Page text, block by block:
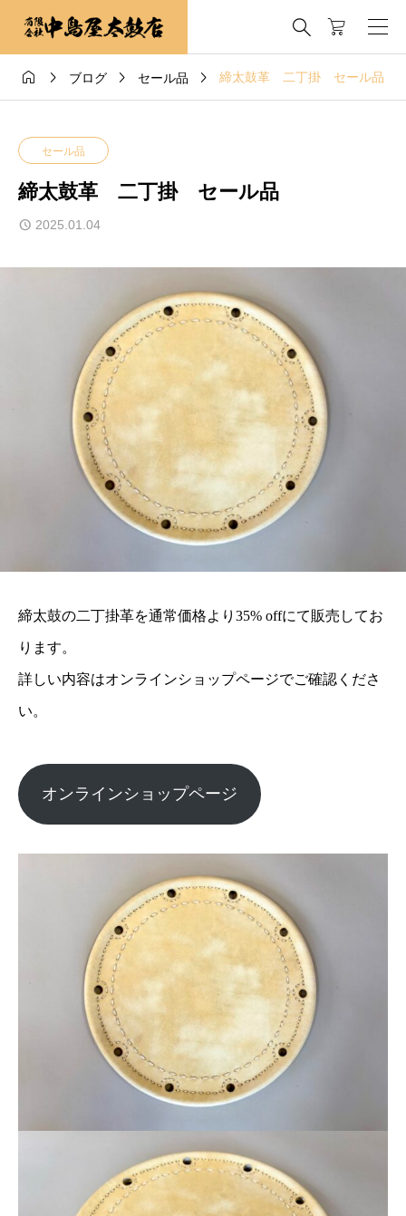

  ブログ  セール品  締太鼓革 二丁掛 セール品
セール品
締太鼓革 二丁掛 セール品
2025.01.04
締太鼓の二丁掛革を通常価格より35% offにて販売してお
ります。
詳しい内容はオンラインショップページでご確認くださ
い。
オンラインショップページ